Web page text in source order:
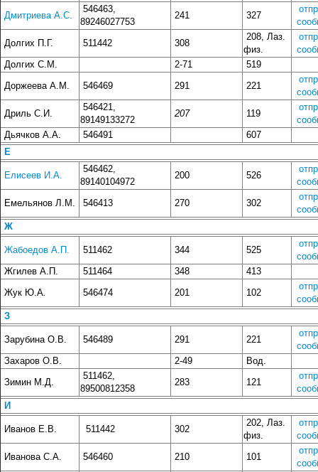
Дмитриева А.С.
546463,
89246027753
241 327
Долгих П.Г.
511442 308
208, Лаз.
физ.
Долгих С.М.
2-71
519
Доржеева А.М.
546469 291 221
Дриль С.И.
546421,
89149133272
207 119
Дьячков А.А.
546491
607
Е
Елисеев И.А.
546462,
89140104972
200 526
Емельянов Л.М.
546413 270 302
Ж
Жабоедов А.П. 511462 344 525
Жгилев А.П.
511464 348
413
Жук Ю.А. 546474 201 102
З
Зарубина О.В. 546489 291 221
Захаров О.В.
2-49
Вод.
Зимин М.Д.
511462,
89500812358
283 121
И
Иванов Е.В. 511442 302
202, Лаз.
физ.
Иванова С.А.
546460 210 101